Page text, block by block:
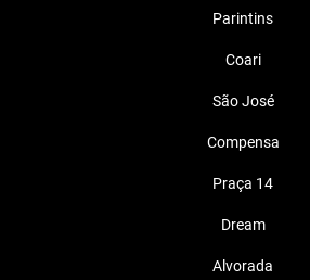
Parintins
Coari
São José
Compensa
Praça 14
Dream
Alvorada